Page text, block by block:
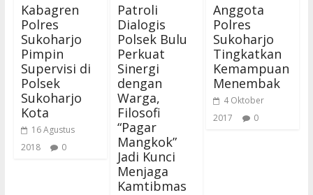
Kabagren
Polres
Sukoharjo
Pimpin
Supervisi di
Polsek
Sukoharjo
Kota
16 Agustus
2018
0
Patroli
Dialogis
Polsek Bulu
Perkuat
Sinergi
dengan
Warga,
Filosofi
“Pagar
Mangkok”
Jadi Kunci
Menjaga
Kamtibmas
Anggota
Polres
Sukoharjo
Tingkatkan
Kemampuan
Menembak
4 Oktober
2017
0